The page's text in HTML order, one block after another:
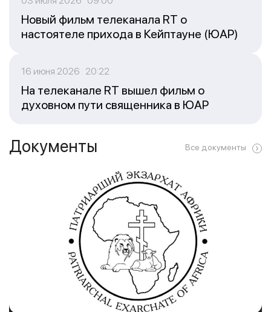
Новый фильм телеканала RT о
настоятеле прихода в Кейптауне (ЮАР)
16 июня 2026 20:22
На телеканале RT вышел фильм о
духовном пути священника в ЮАР
Документы Все документы